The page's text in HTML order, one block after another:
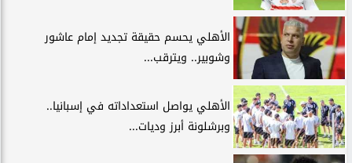
الأهلي يحسم حقيقة تجديد إمام عاشور
وشوبير.. ويترقب...
الأهلي يواصل استعداداته في إسبانيا..
وبرشلونة أبرز وديات...